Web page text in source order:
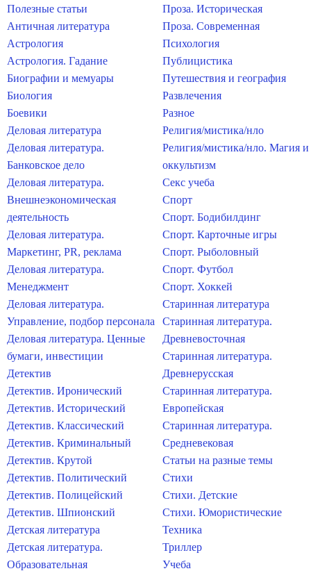
Полезные статьи
Античная литература
Астрология
Астрология. Гадание
Биографии и мемуары
Биология
Боевики
Деловая литература
Деловая литература.
Банковское дело
Деловая литература.
Внешнеэкономическая
деятельность
Деловая литература.
Маркетинг, PR, реклама
Деловая литература.
Менеджмент
Деловая литература.
Управление, подбор персонала
Деловая литература. Ценные
бумаги, инвестиции
Детектив
Детектив. Иронический
Детектив. Исторический
Детектив. Классический
Детектив. Криминальный
Детектив. Крутой
Детектив. Политический
Детектив. Полицейский
Детектив. Шпионский
Детская литература
Детская литература.
Образовательная
Проза. Историческая
Проза. Современная
Психология
Публицистика
Путешествия и география
Развлечения
Разное
Религия/мистика/нло
Религия/мистика/нло. Магия и
оккультизм
Секс учеба
Спорт
Спорт. Бодибилдинг
Спорт. Карточные игры
Спорт. Рыболовный
Спорт. Футбол
Спорт. Хоккей
Старинная литература
Старинная литература.
Древневосточная
Старинная литература.
Древнерусская
Старинная литература.
Европейская
Старинная литература.
Средневековая
Статьи на разные темы
Стихи
Стихи. Детские
Стихи. Юмористические
Техника
Триллер
Учеба